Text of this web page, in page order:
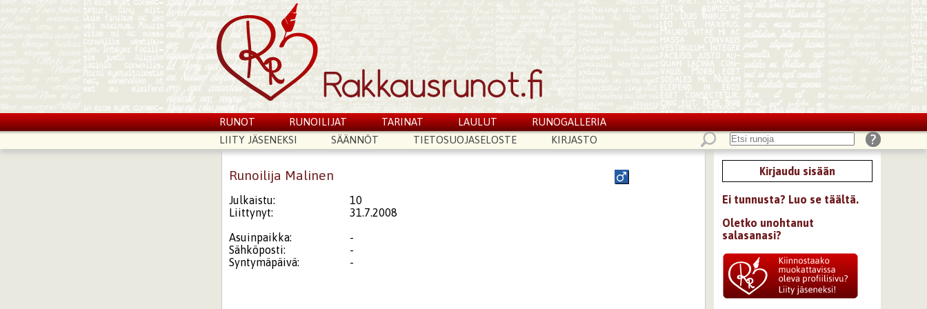
RUNOT RUNOILIJAT TARINAT LAULUT
RUNOGALLERIA
LIITY JÄSENEKSI
SÄÄNNÖT TIETOSUOJASELOSTE KIRJASTO
Runoilija Malinen
Julkaistu:
10
Liittynyt:
31.7.2008
Asuinpaikka:
-
Sähköposti:
-
Syntymäpäivä:
-
Kirjaudu sisään
Ei tunnusta? Luo se täältä.
Oletko unohtanut
salasanasi?